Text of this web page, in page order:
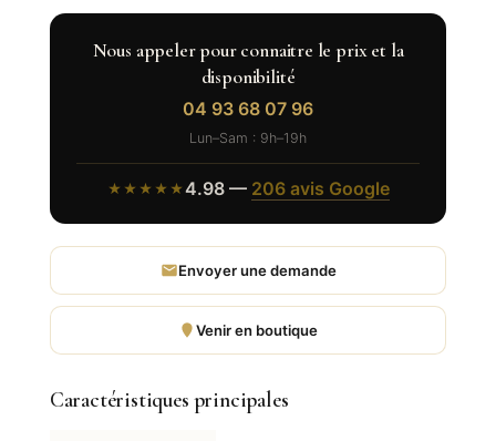
Nous appeler pour connaitre le prix et la
disponibilité
04 93 68 07 96
Lun–Sam : 9h–19h
★★★★★ 4.98 — 206 avis Google
Envoyer une demande
Venir en boutique
Caractéristiques principales